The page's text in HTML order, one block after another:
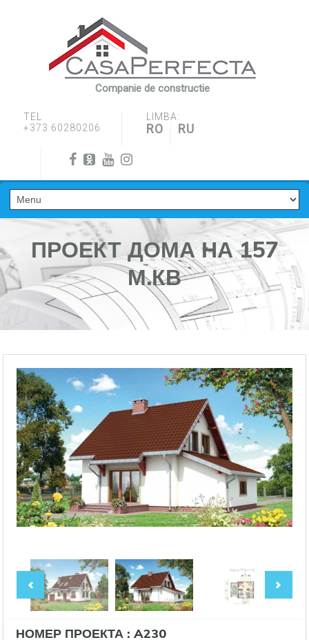
Companie de constructie
TEL
+373 60280206
LIMBA:
RO RU
ПРОЕКТ ДОМА НА 157
М.КВ
НОМЕР ПРОЕКТА : A230